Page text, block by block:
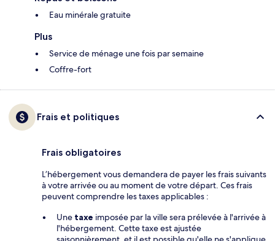
Eau minérale gratuite
Plus
Service de ménage une fois par semaine
Coffre-fort
Frais et politiques
Frais obligatoires
L’hébergement vous demandera de payer les frais suivants
à votre arrivée ou au moment de votre départ. Ces frais
peuvent comprendre les taxes applicables :
Une taxe imposée par la ville sera prélevée à l'arrivée à
l'hébergement. Cette taxe est ajustée